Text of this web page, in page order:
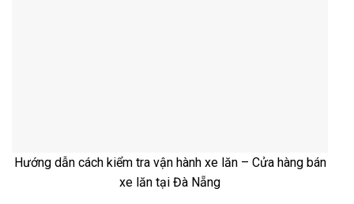
Hướng dẫn cách kiểm tra vận hành xe lăn – Cửa hàng bán
xe lăn tại Đà Nẵng